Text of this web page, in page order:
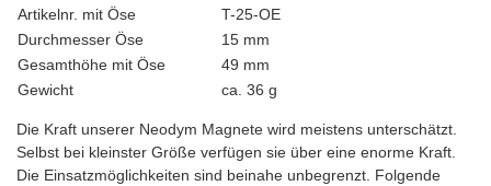
Artikelnr. mit Öse
T-25-OE
Durchmesser Öse
15 mm
Gesamthöhe mit Öse
49 mm
Gewicht
ca. 36 g
Die Kraft unserer Neodym Magnete wird meistens unterschätzt.
Selbst bei kleinster Größe verfügen sie über eine enorme Kraft.
Die Einsatzmöglichkeiten sind beinahe unbegrenzt. Folgende